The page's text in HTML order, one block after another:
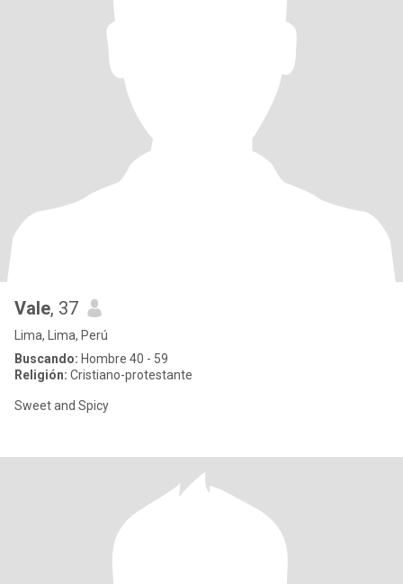
Vale, 37
Lima, Lima, Perú
Buscando: Hombre 40 - 59
Religión: Cristiano-protestante
Sweet and Spicy